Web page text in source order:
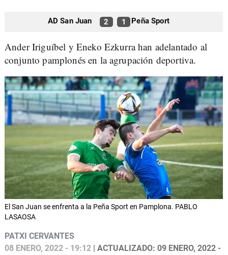
AD San Juan 2 1 Peña Sport
Ander Iriguíbel y Eneko Ezkurra han adelantado al
conjunto pamplonés en la agrupación deportiva.
El San Juan se enfrenta a la Peña Sport en Pamplona. PABLO
LASAOSA
PATXI CERVANTES
08 ENERO, 2022 - 19:12 | ACTUALIZADO: 09 ENERO, 2022 -